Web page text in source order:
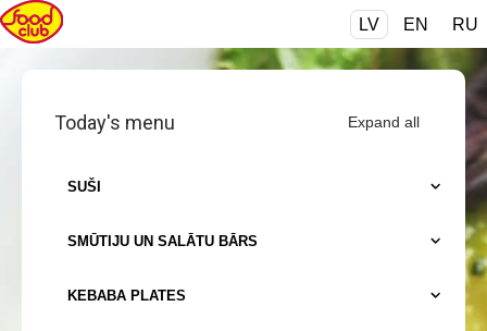
LV EN RU
Today's menu Expand all
SUŠI
SMŪTIJU UN SALĀTU BĀRS
KEBABA PLATES